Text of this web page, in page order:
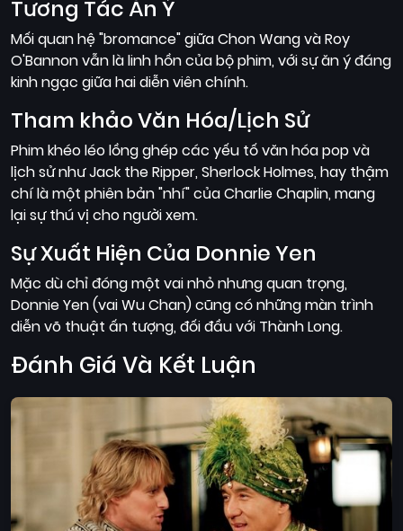
Tương Tác Ăn Ý
Mối quan hệ "bromance" giữa Chon Wang và Roy
O'Bannon vẫn là linh hồn của bộ phim, với sự ăn ý đáng
kinh ngạc giữa hai diễn viên chính.
Tham khảo Văn Hóa/Lịch Sử
Phim khéo léo lồng ghép các yếu tố văn hóa pop và
lịch sử như Jack the Ripper, Sherlock Holmes, hay thậm
chí là một phiên bản "nhí" của Charlie Chaplin, mang
lại sự thú vị cho người xem.
Sự Xuất Hiện Của Donnie Yen
Mặc dù chỉ đóng một vai nhỏ nhưng quan trọng,
Donnie Yen (vai Wu Chan) cũng có những màn trình
diễn võ thuật ấn tượng, đối đầu với Thành Long.
Đánh Giá Và Kết Luận